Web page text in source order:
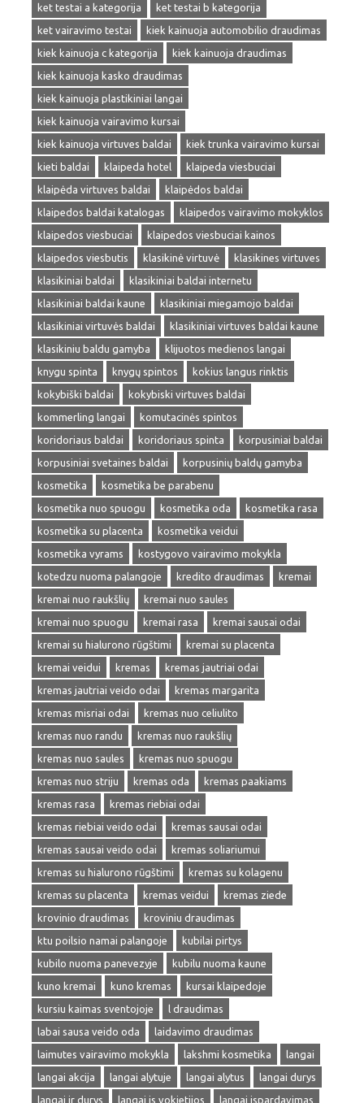
ket testai a kategorija
ket testai b kategorija
ket vairavimo testai
kiek kainuoja automobilio draudimas
kiek kainuoja c kategorija
kiek kainuoja draudimas
kiek kainuoja kasko draudimas
kiek kainuoja plastikiniai langai
kiek kainuoja vairavimo kursai
kiek kainuoja virtuves baldai
kiek trunka vairavimo kursai
kieti baldai
klaipeda hotel
klaipeda viesbuciai
klaipėda virtuves baldai
klaipėdos baldai
klaipedos baldai katalogas
klaipedos vairavimo mokyklos
klaipedos viesbuciai
klaipedos viesbuciai kainos
klaipedos viesbutis
klasikinė virtuvė
klasikines virtuves
klasikiniai baldai
klasikiniai baldai internetu
klasikiniai baldai kaune
klasikiniai miegamojo baldai
klasikiniai virtuvės baldai
klasikiniai virtuves baldai kaune
klasikiniu baldu gamyba
klijuotos medienos langai
knygu spinta
knygų spintos
kokius langus rinktis
kokybiški baldai
kokybiski virtuves baldai
kommerling langai
komutacinės spintos
koridoriaus baldai
koridoriaus spinta
korpusiniai baldai
korpusiniai svetaines baldai
korpusinių baldų gamyba
kosmetika
kosmetika be parabenu
kosmetika nuo spuogu
kosmetika oda
kosmetika rasa
kosmetika su placenta
kosmetika veidui
kosmetika vyrams
kostygovo vairavimo mokykla
kotedzu nuoma palangoje
kredito draudimas
kremai
kremai nuo raukšlių
kremai nuo saules
kremai nuo spuogu
kremai rasa
kremai sausai odai
kremai su hialurono rūgštimi
kremai su placenta
kremai veidui
kremas
kremas jautriai odai
kremas jautriai veido odai
kremas margarita
kremas misriai odai
kremas nuo celiulito
kremas nuo randu
kremas nuo raukšlių
kremas nuo saules
kremas nuo spuogu
kremas nuo striju
kremas oda
kremas paakiams
kremas rasa
kremas riebiai odai
kremas riebiai veido odai
kremas sausai odai
kremas sausai veido odai
kremas soliariumui
kremas su hialurono rūgštimi
kremas su kolagenu
kremas su placenta
kremas veidui
kremas ziede
krovinio draudimas
kroviniu draudimas
ktu poilsio namai palangoje
kubilai pirtys
kubilo nuoma panevezyje
kubilu nuoma kaune
kuno kremai
kuno kremas
kursai klaipedoje
kursiu kaimas sventojoje
l draudimas
labai sausa veido oda
laidavimo draudimas
laimutes vairavimo mokykla
lakshmi kosmetika
langai
langai akcija
langai alytuje langai alytus
langai durys
langai ir durys
langai is vokietijos
langai ispardavimas